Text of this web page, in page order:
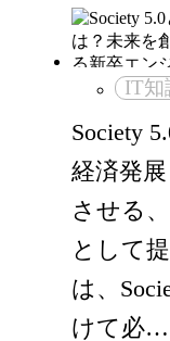
IT知
Society
経済発
させる
として
は、
けて必…